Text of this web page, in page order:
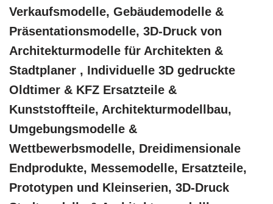
Verkaufsmodelle, Gebäudemodelle &
Präsentationsmodelle, 3D-Druck von
Architekturmodelle für Architekten &
Stadtplaner , Individuelle 3D gedruckte
Oldtimer & KFZ Ersatzteile &
Kunststoffteile, Architekturmodellbau,
Umgebungsmodelle &
Wettbewerbsmodelle, Dreidimensionale
Endprodukte, Messemodelle, Ersatzteile,
Prototypen und Kleinserien, 3D-Druck